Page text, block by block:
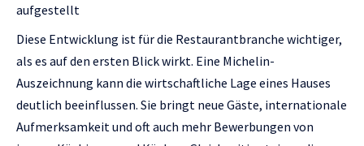
aufgestellt
Diese Entwicklung ist für die Restaurantbranche wichtiger,
als es auf den ersten Blick wirkt. Eine Michelin-
Auszeichnung kann die wirtschaftliche Lage eines Hauses
deutlich beeinflussen. Sie bringt neue Gäste, internationale
Aufmerksamkeit und oft auch mehr Bewerbungen von